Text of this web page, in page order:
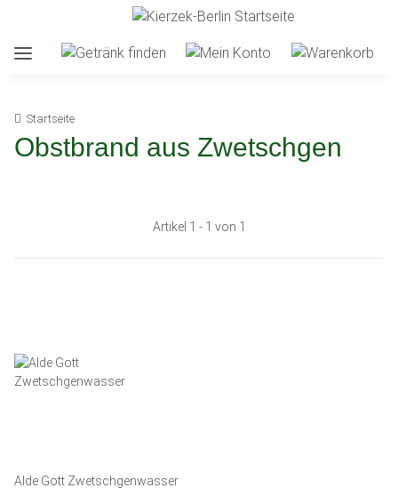
Startseite
Obstbrand aus Zwetschgen
Artikel 1 - 1 von 1
Alde Gott Zwetschgenwasser